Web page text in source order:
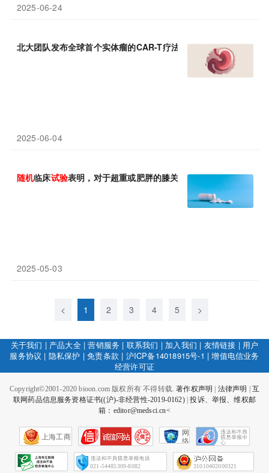
2025-06-24
北大团队发布全球首个实体瘤的CAR-T疗法 随机对照试验结果，可
2025-06-04
随机临床试验表明，对于超重或肥胖的膝关节骨性关节炎患者而言
2025-05-03
< 1 2 3 4 5 >
关于我们 | 产品大全|营销服务 | 联系我们 | 加入我们 | 友情链接 | 用户
服务协议 | 隐私保护 |免责条款 | 沪ICP备14018915号-1 |增值电信业务
经营许可证
Copyright©2001-2020 bioon.com 版权所有 不得转载.著作权声明 法律声明
互
联网药品信息服务资格证书((沪)-非经营性-2019-0162)|投诉、举报、维权邮
箱：editor@medsci.cn<
上海工商
网
络
会
征
021-54485309-8082 31010402000321